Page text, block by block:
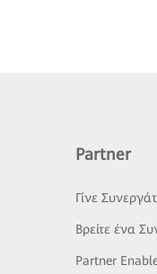
Partner
Γίνε
Βρείτε ένα
Partner